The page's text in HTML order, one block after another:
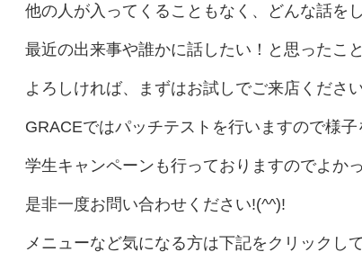
他の人が入ってくることもなく、どんな話を
最近の出来事や誰かに話したい！と思ったこ
よろしければ、まずはお試しでご来店くださ
GRACEではパッチテストを行いますので様
学生キャンペーンも行っておりますのでよか
是非一度お問い合わせください!(^^)!
メニューなど気になる方は下記をクリックし